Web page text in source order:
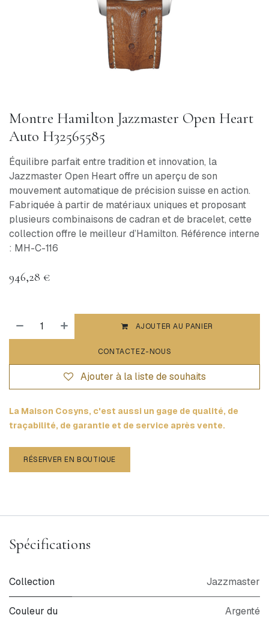
Montre Hamilton Jazzmaster Open Heart
Auto H32565585
Équilibre parfait entre tradition et innovation, la
Jazzmaster Open Heart offre un aperçu de son
mouvement automatique de précision suisse en action.
Fabriquée à partir de matériaux uniques et proposant
plusieurs combinaisons de cadran et de bracelet, cette
collection offre le meilleur d’Hamilton. Référence interne
: MH-C-116
946,28 €
AJOUTER AU PANIER
CONTACTEZ-NOUS
Ajouter à la liste de souhaits
La Maison Cosyns, c'est aussi un gage de qualité, de
traçabilité, de garantie et de service après vente.
RÉSERVER EN BOUTIQUE
Spécifications
Collection Jazzmaster
Couleur du
Argenté